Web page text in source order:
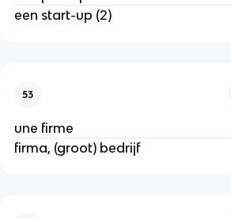
een start-up (2)
53
une firme
firma, (groot) bedrijf